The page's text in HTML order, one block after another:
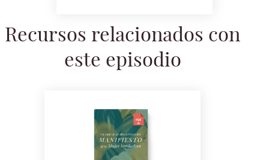
Recursos relacionados con
este episodio